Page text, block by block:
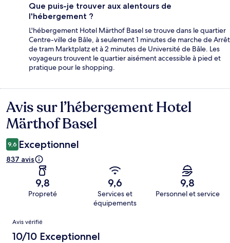
Que puis-je trouver aux alentours de
l'hébergement ?
L'hébergement Hotel Märthof Basel se trouve dans le quartier
Centre-ville de Bâle, à seulement 1 minutes de marche de Arrêt
de tram Marktplatz et à 2 minutes de Université de Bâle. Les
voyageurs trouvent le quartier aisément accessible à pied et
pratique pour le shopping.
Avis
Avis sur l’hébergement Hotel
Märthof Basel
9,6 Exceptionnel
837 avis
9,8
Propreté
9,6
Services et
équipements
9,8
Personnel et service
Avis
Avis vérifié
10/10 Exceptionnel